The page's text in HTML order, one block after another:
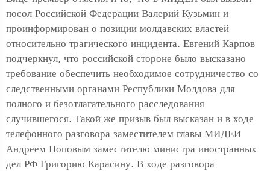
посол Российской Федерации Валерий Кузьмин и
проинформирован о позиции молдавских властей
относительно трагического инцидента. Евгений Карпов
подчеркнул, что российской стороне было высказано
требование обеспечить необходимое сотрудничество со
следственными органами Республики Молдова для
полного и безотлагательного расследования
случившегося. Такой же призыв был высказан и в ходе
телефонного разговора заместителем главы МИДЕИ
Андреем Поповым заместителю министра иностранных
дел РФ Григорию Карасину. В ходе разговора